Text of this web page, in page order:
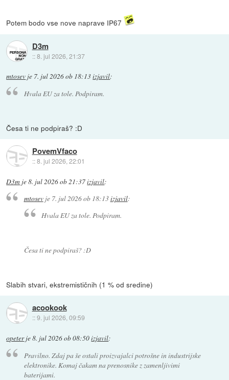
Potem bodo vse nove naprave IP67
D3m
::8. jul 2026, 21:37
mtosev je 7. jul 2026 ob 18:13izjavil:
Hvala EU za tole. Podpiram.
Česa ti ne podpiraš? :D
PovemVfaco
::8. jul 2026, 22:01
D3m je8. jul 2026 ob 21:37izjavil:
mtosevje 7. jul 2026 ob 18:13izjavil:
Hvala EU za tole. Podpiram.
Česa ti ne podpiraš? :D
Slabih stvari, ekstremističnih (1 % od sredine)
acookook
::9. jul 2026, 09:59
opeterje8. jul 2026 ob 08:50izjavil:
Pravilno. Zdaj pa še ostali proizvajalci potrošne in industrijske
elektronike. Komaj čakam na prenosnike z zamenljivimi
baterijami.